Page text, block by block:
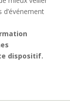
d’événement
dispositif.